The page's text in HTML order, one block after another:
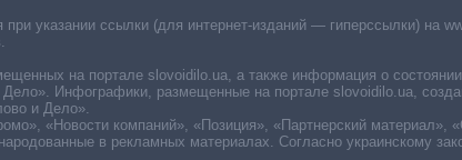
указании ссылки (для интернет-изданий — гиперссылки) на
на портале slovoidilo.ua, а также информация о
Инфографики, размещенные на портале slovoidilo.ua,
и Дело».
«Новости компаний», «Позиция», «Партнерский материал»,
в рекламных материалах. Согласно украинскому